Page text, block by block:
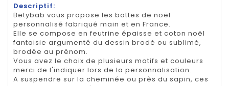
Descriptif:
Betybab vous propose les bottes de noël
personnalisé fabriqué main et en France.
Elle se compose en feutrine épaisse et coton noël
fantaisie argumenté du dessin brodé ou sublimé,
brodée au prénom.
Vous avez le choix de plusieurs motifs et couleurs
merci de l'indiquer lors de la personnalisation.
A suspendre sur la cheminée ou près du sapin, ces